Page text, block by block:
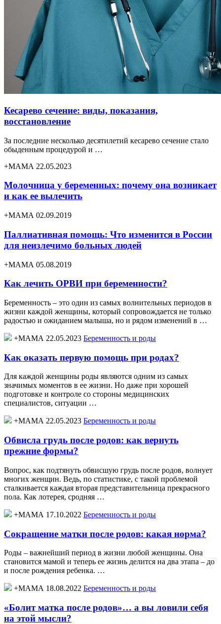
Кесарево сечение: виды, показания,
восстановление
За последние несколько десятилетий кесарево сечение стало
обыденным процедурой и …
+МАМА 22.05.2023
Молочница у беременных: почему она возникает
и как ее вылечить
+МАМА 02.09.2019
Паллиативная помощь: Что изменится в России
для неизлечимо больных людей
+МАМА 05.08.2019
Как лечить ОРВИ при беременности?
Беременность – это один из самых волнительных периодов в
жизни каждой женщины, который сопровождается не только
радостью и ожиданием малыша, но и рядом изменений в …
+МАМА 22.05.2023 Беременность и роды
Как оказать первую помощь при родах?
Для каждой женщины роды являются одним из самых
значимых моментов в ее жизни. Но даже при хорошей
подготовке и контроле со стороны медицинских
специалистов, ситуации …
+МАМА 22.05.2023 Беременность и роды
Обвисла грудь после родов: как вернуть
прежние формы?
Вопрос, как подтянуть обвисшую грудь после родов, волнует
многих женщин. Ведь, по статистике, с такой проблемой
сталкивается каждая вторая представительница прекрасного
пола. Как лотерея, сродняя …
+МАМА 17.10.2022 Беременность и роды
Сокращение матки после родов: какая норма?
Роды – важнейший период в жизни любой женщины. Она
становится мамой и теперь ее жизнь делится на два этапа – до
и после рождения ребенка. …
+МАМА 18.08.2022 Беременность и роды
«Болит матка после родов»… а вы ловили себя
на этой мысли?